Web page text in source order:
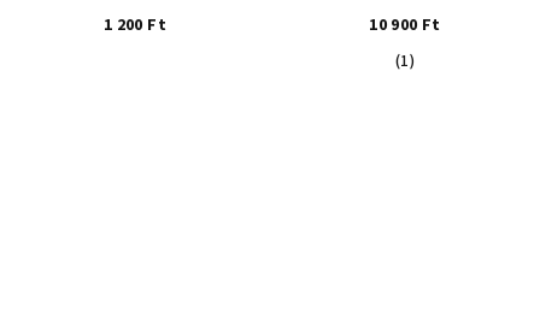
1 200 Ft
10 900 Ft
A
(1)